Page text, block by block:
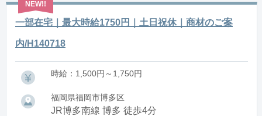
一部在宅｜最大時給1750円｜土日祝休｜商材のご案
内/H140718
時給：1,500円～1,750円
福岡県福岡市博多区
JR博多南線 博多 徒歩4分